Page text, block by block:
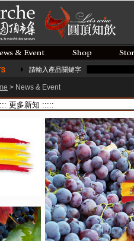
請輸入產品關鍵字
> News & Event